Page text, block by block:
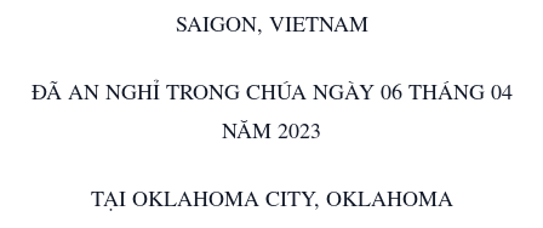
SAIGON, VIETNAM
ĐÃ AN NGHỈ TRONG CHÚA NGÀY 06 THÁNG 04
NĂM 2023
TẠI OKLAHOMA CITY, OKLAHOMA